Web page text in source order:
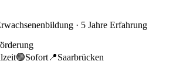
· 5 Jahre Erfahrung
🟢Sofort 📍Saarbrücken